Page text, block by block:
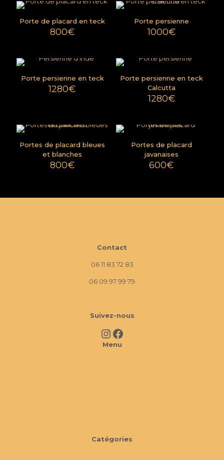
Porte de placard en teck
800€
Porte persienne
1000€
Porte persienne en teck
1280€
Porte persienne en teck
Calcutta
1280€
Portes de placard bleues
et blanches
800€
Portes de placard
javanaises
600€
Contact
06 11 83 72 83
06 09 97 99 79
Suivez-nous
InstagramFacebook
Menu
Catégories